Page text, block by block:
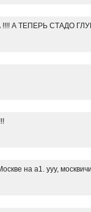
А ТЕПЕРЬ СТАДО
на а1. ууу,